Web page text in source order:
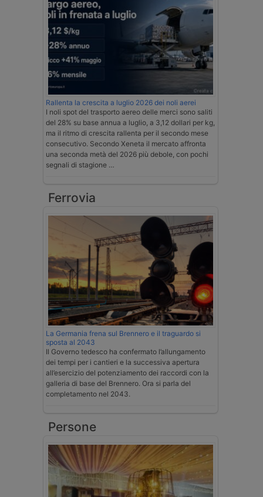
Rallenta la crescita a luglio 2026 dei noli aerei
I noli spot del trasporto aereo delle merci sono saliti
del 28% su base annua a luglio, a 3,12 dollari per kg,
ma il ritmo di crescita rallenta per il secondo mese
consecutivo. Secondo Xeneta il mercato affronta
una seconda metà del 2026 più debole, con pochi
segnali di stagione …
Ferrovia
La Germania frena sul Brennero e il traguardo si
sposta al 2043
Il Governo tedesco ha confermato l’allungamento
dei tempi per i cantieri e la successiva apertura
all’esercizio del potenziamento dei raccordi con la
galleria di base del Brennero. Ora si parla del
completamento nel 2043.
Persone